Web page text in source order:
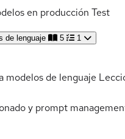
en producción Test
de lenguaje 5 1
modelos de lenguaje
y prompt